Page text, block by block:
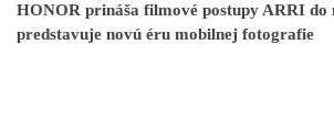
HONOR prináša filmové postupy ARRI
predstavuje novú éru mobilnej fotografie